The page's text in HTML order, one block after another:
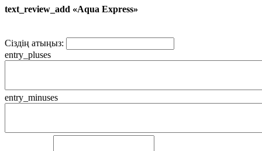
text_review_add «Aqua Express»
Сіздің атыңыз:
entry_pluses
entry_minuses